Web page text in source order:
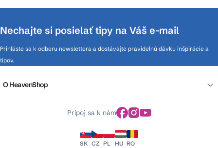
Nechajte si posielať tipy na Váš e-mail
Prihláste sa k odberu newslettera a dostávajte pravidelnú dávku inšpirácie a
tipov.
O HeavenShop
Pripoj sa k nám
SK CZ PL HU RO